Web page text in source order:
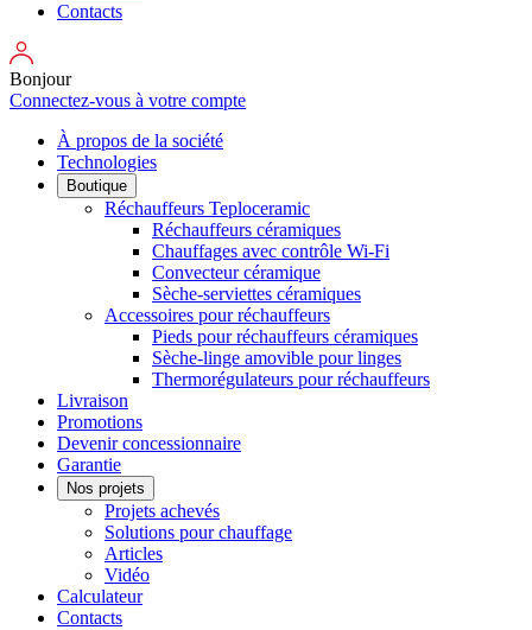
Contacts
Bonjour
Connectez-vous à votre compte
À propos de la société
Technologies
Boutique
Réchauffeurs Teploceramic
Réchauffeurs céramiques
Chauffages avec contrôle Wi-Fi
Convecteur céramique
Sèche-serviettes céramiques
Accessoires pour réchauffeurs
Pieds pour réchauffeurs céramiques
Sèche-linge amovible pour linges
Thermorégulateurs pour réchauffeurs
Livraison
Promotions
Devenir concessionnaire
Garantie
Nos projets
Projets achevés
Solutions pour chauffage
Articles
Vidéo
Calculateur
Contacts